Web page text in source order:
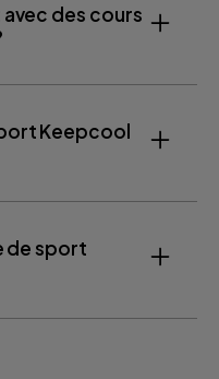
des cours
Keepcool
de sport